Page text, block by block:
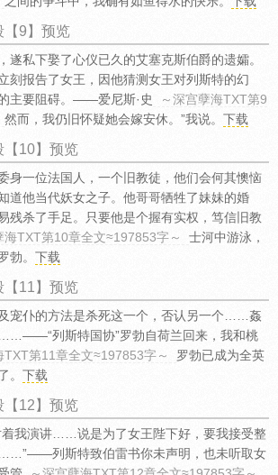
【9】预览
遂私下娶了心仪已久的艾塞克斯伯爵的遗孀。
刻报告了女王，因他猜测女王对列斯特的幻
主要阻碍。——爱尼斯·史
～深宫孽海TXT第9
然而，我仍旧怀疑她会嫁安休。”我说。 下载
【10】预览
身一位法国人，一个旧教徒，他们会何其懊恼
道他当代妖女之子。他哥哥牺牲了妹妹的婚
残杀了手足。只要他是个握有实权，笃信旧教
海TXT第10章全文≈197853字～
士河中游泳，
勃。 下载
【11】预览
宠仆的方法是杀死这一个，否认另一个……姦
列斯特国协”罗勃自荷兰回来，我和桃
TXT第11章全文≈197853字～
罗勃已成为全英
。 下载
【12】预览
着我演讲……说是为了女王陛下好，要我接受整
列斯特致伯雷书你未声明，也未听取女